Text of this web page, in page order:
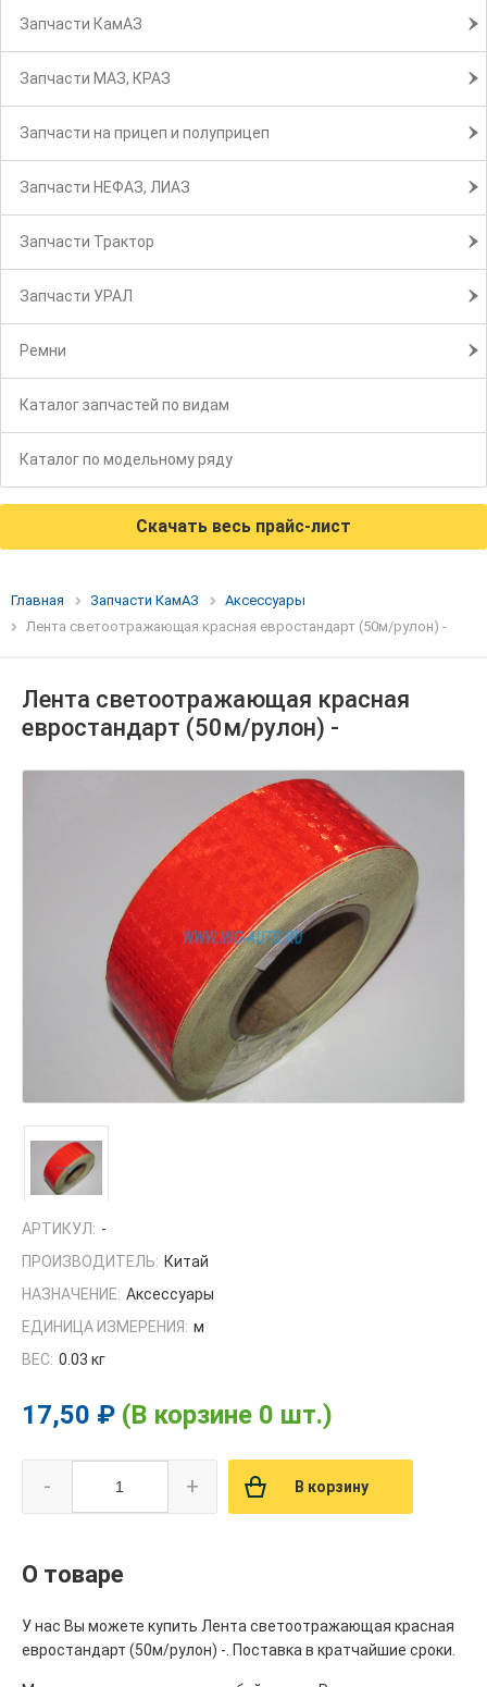
Запчасти КамАЗ
Запчасти МАЗ, КРАЗ
Запчасти на прицеп и полуприцеп
Запчасти НЕФАЗ, ЛИАЗ
Запчасти Трактор
Запчасти УРАЛ
Ремни
Каталог запчастей по видам
Каталог по модельному ряду
Скачать весь прайс-лист
Главная Запчасти КамАЗ
Аксессуары
Лента светоотражающая красная евростандарт (50м/рулон) -
Лента светоотражающая красная
евростандарт (50м/рулон) -
АРТИКУЛ: -
ПРОИЗВОДИТЕЛЬ: Китай
НАЗНАЧЕНИЕ: Аксессуары
ЕДИНИЦА ИЗМЕРЕНИЯ: м
ВЕС: 0.03 кг
17,50 ₽ (В корзине 0 шт.)
- + В корзину
О товаре
У нас Вы можете купить Лента светоотражающая красная
евростандарт (50м/рулон) -. Поставка в кратчайшие сроки.